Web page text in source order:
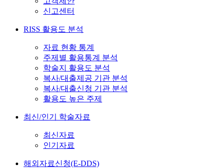
신고센터
RISS 활용도 분석
자료 현황 통계
주제별 활용통계 분석
학술지 활용도 분석
복사/대출제공 기관 분석
복사/대출신청 기관 분석
활용도 높은 주제
최신/인기 학술자료
최신자료
인기자료
해외자료신청(E-DDS)